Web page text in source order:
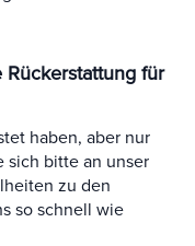
für
haben, aber nur
sich bitte an unser
zu den
so schnell wie